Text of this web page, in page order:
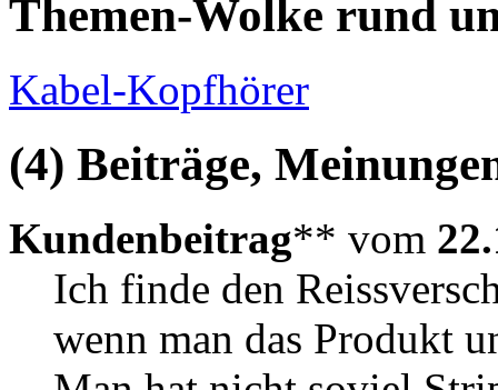
Themen-Wolke rund
Kabel-Kopfhörer
(4) Beiträge,
Kundenbeitrag** vom
Ich finde den
wenn man das Produkt